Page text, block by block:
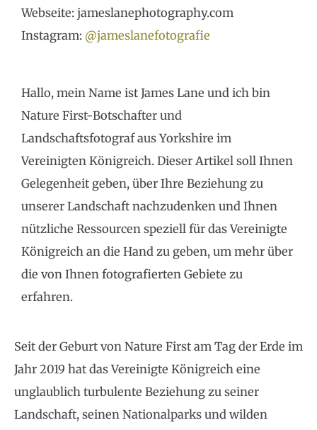
Webseite: jameslanephotography.com
Instagram: @jameslanefotografie
Hallo, mein Name ist James Lane und ich bin
Nature First-Botschafter und
Landschaftsfotograf aus Yorkshire im
Vereinigten Königreich. Dieser Artikel soll Ihnen
Gelegenheit geben, über Ihre Beziehung zu
unserer Landschaft nachzudenken und Ihnen
nützliche Ressourcen speziell für das Vereinigte
Königreich an die Hand zu geben, um mehr über
die von Ihnen fotografierten Gebiete zu
erfahren.
Seit der Geburt von Nature First am Tag der Erde im
Jahr 2019 hat das Vereinigte Königreich eine
unglaublich turbulente Beziehung zu seiner
Landschaft, seinen Nationalparks und wilden